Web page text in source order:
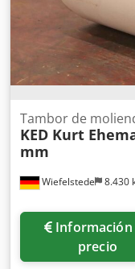
Wiefelstede 8.430
Tambor de
KED Kurt
mm
Información de
precio